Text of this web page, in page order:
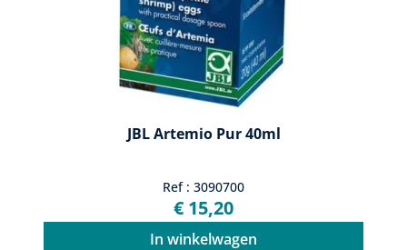
JBL Artemio Pur 40ml
Ref : 3090700
€ 15,20
In winkelwagen